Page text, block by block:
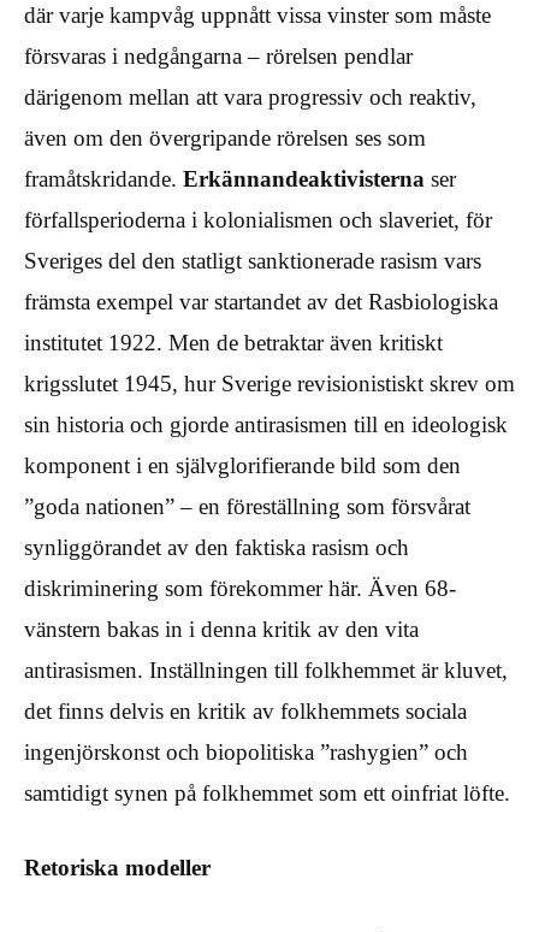
där varje kampvåg uppnått vissa vinster som måste
försvaras i nedgångarna – rörelsen pendlar
därigenom mellan att vara progressiv och reaktiv,
även om den övergripande rörelsen ses som
framåtskridande. Erkännandeaktivisterna ser
förfallsperioderna i kolonialismen och slaveriet, för
Sveriges del den statligt sanktionerade rasism vars
främsta exempel var startandet av det Rasbiologiska
institutet 1922. Men de betraktar även kritiskt
krigsslutet 1945, hur Sverige revisionistiskt skrev om
sin historia och gjorde antirasismen till en ideologisk
komponent i en självglorifierande bild som den
”goda nationen” – en föreställning som försvårat
synliggörandet av den faktiska rasism och
diskriminering som förekommer här. Även 68-
vänstern bakas in i denna kritik av den vita
antirasismen. Inställningen till folkhemmet är kluvet,
det finns delvis en kritik av folkhemmets sociala
ingenjörskonst och biopolitiska ”rashygien” och
samtidigt synen på folkhemmet som ett oinfriat löfte.
Retoriska modeller